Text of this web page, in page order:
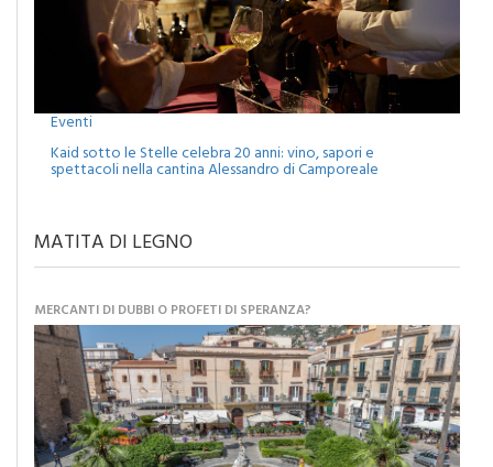
Eventi
Kaid sotto le Stelle celebra 20 anni: vino, sapori e
MATITA DI LEGNO
MERCANTI DI DUBBI O PROFETI DI SPERANZA?